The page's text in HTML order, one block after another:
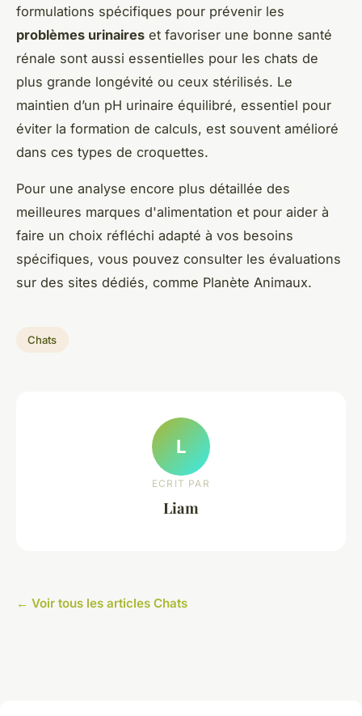
formulations spécifiques pour prévenir les
problèmes urinaires et favoriser une bonne santé
rénale sont aussi essentielles pour les chats de
plus grande longévité ou ceux stérilisés. Le
maintien d’un pH urinaire équilibré, essentiel pour
éviter la formation de calculs, est souvent amélioré
dans ces types de croquettes.
Pour une analyse encore plus détaillée des
meilleures marques d'alimentation et pour aider à
faire un choix réfléchi adapté à vos besoins
spécifiques, vous pouvez consulter les évaluations
sur des sites dédiés, comme Planète Animaux.
Chats
L
ECRIT PAR
Liam
← Voir tous les articles Chats